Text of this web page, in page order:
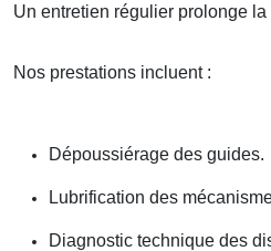
Un entretien régulier prolonge
Nos prestations incluent :
Dépoussiérage des guides.
Lubrification des
Diagnostic technique des